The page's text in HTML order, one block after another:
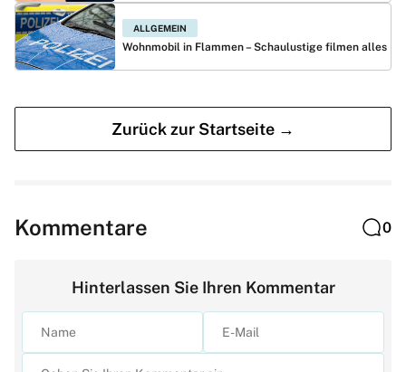
ALLGEMEIN
Wohnmobil in Flammen – Schaulustige filmen alles
Zurück zur Startseite →
Kommentare 0
Hinterlassen Sie Ihren Kommentar